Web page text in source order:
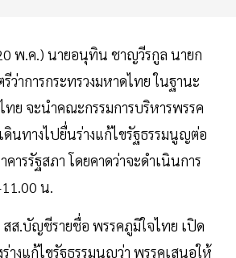
พ.ค.) นายอนุทิน ชาญวีรกูล นายก
ว่าการกระทรวงมหาดไทย ในฐานะ
ย จะนำคณะกรรมการบริหารพรรค
ดินทางไปยื่นร่างแก้ไขรัฐธรรมนูญต่อ
ารรัฐสภา โดยคาดว่าจะดำเนินการ
น.
ส.บัญชีรายชื่อ พรรคภูมิใจไทย เปิด
ร่างแก้ไขรัฐธรรมนูญว่า พรรคเสนอให้